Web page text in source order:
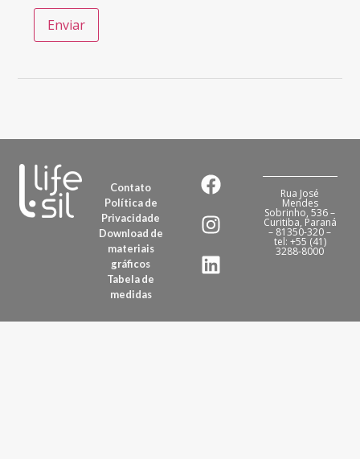
Contato
Política de
Privacidade
Download de
materiais
gráficos
Tabela de
medidas
Rua José
Mendes
Sobrinho, 536 –
Curitiba, Paraná
– 81350-320 –
tel: +55 (41)
3288-8000